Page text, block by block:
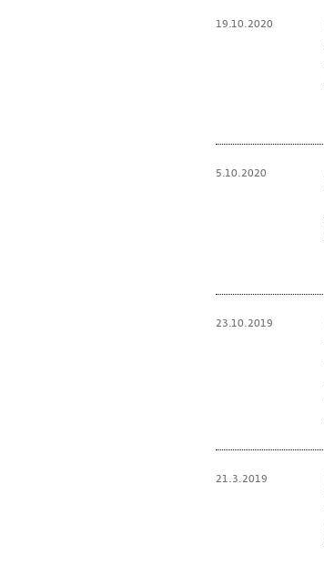
19.10.2020
5.10.2020
23.10.2019
21.3.2019